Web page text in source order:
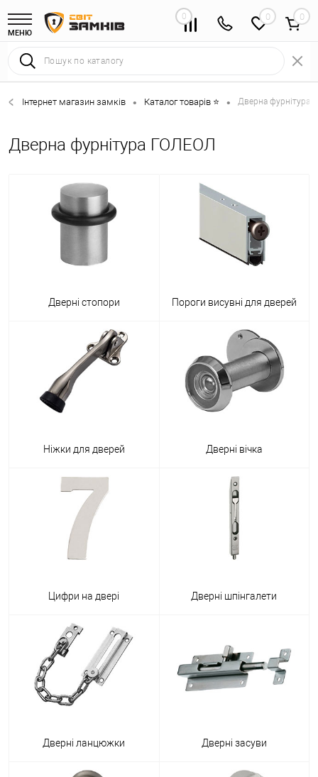
МЕНЮ
0 0
Інтернет магазин замків • Каталог товарів ⭐ • Дверна фурнітура
Дверна фурнітура ГОЛЕОЛ
Дверні стопори Пороги висувні для дверей
Ніжки для дверей Дверні вічка
Цифри на двері Дверні шпінгалети
Дверні ланцюжки Дверні засуви